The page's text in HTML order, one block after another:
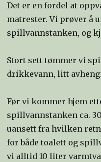
Det er en fordel at
matrester. Vi prøver å
spillvannstanken, og
Stort sett tømmer vi
drikkevann, litt
Før vi kommer hjem
spillvannstanken ca.
uansett fra hvilken
for både toalett og
vi alltid 10 liter